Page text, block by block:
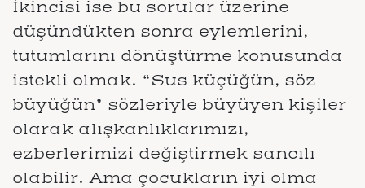
İkincisi ise bu sorular üzerine
düşündükten sonra eylemlerini,
tutumlarını dönüştürme konusunda
istekli olmak. “Sus küçüğün, söz
büyüğün” sözleriyle büyüyen kişiler
olarak alışkanlıklarımızı,
ezberlerimizi değiştirmek sancılı
olabilir. Ama çocukların iyi olma